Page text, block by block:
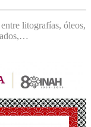
litografías, óleos,